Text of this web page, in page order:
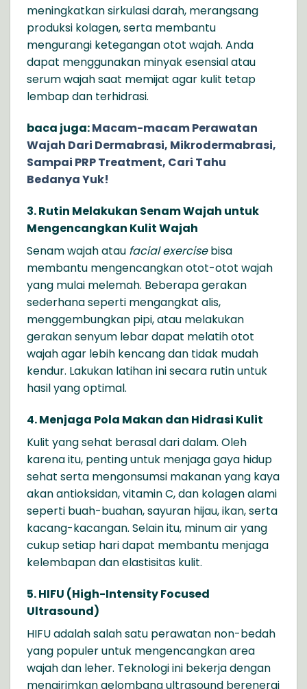
meningkatkan sirkulasi darah, merangsang
produksi kolagen, serta membantu
mengurangi ketegangan otot wajah. Anda
dapat menggunakan minyak esensial atau
serum wajah saat memijat agar kulit tetap
lembap dan terhidrasi.
baca juga:Macam-macam Perawatan
Wajah Dari Dermabrasi, Mikrodermabrasi,
Sampai PRP Treatment, Cari Tahu
Bedanya Yuk!
3. Rutin Melakukan Senam Wajah untuk
Mengencangkan Kulit Wajah
Senam wajah atau facial exercisebisa
membantu mengencangkan otot-otot wajah
yang mulai melemah. Beberapa gerakan
sederhana seperti mengangkat alis,
menggembungkan pipi, atau melakukan
gerakan senyum lebar dapat melatih otot
wajah agar lebih kencang dan tidak mudah
kendur. Lakukan latihan ini secara rutin untuk
hasil yang optimal.
4. Menjaga Pola Makan dan Hidrasi Kulit
Kulit yang sehat berasal dari dalam. Oleh
karena itu, penting untuk menjaga gaya hidup
sehat serta mengonsumsi makanan yang kaya
akan antioksidan, vitamin C, dan kolagen alami
seperti buah-buahan, sayuran hijau, ikan, serta
kacang-kacangan. Selain itu, minum air yang
cukup setiap hari dapat membantu menjaga
kelembapan dan elastisitas kulit.
5. HIFU (High-Intensity Focused
Ultrasound)
HIFU adalah salah satu perawatan non-bedah
yang populer untuk mengencangkanarea
wajahdan leher. Teknologi ini bekerja dengan
mengirimkan gelombang ultrasound berenergi